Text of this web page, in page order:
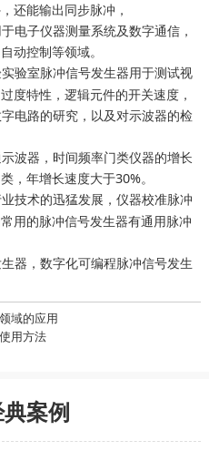
还能输出同步脉冲，
电子仪器测量系统及数字通信，
动控制等领域。
验室脉冲信号发生器用于测试视
度特性，逻辑元件的开关速度，
电路的研究，以及对示波器的检
波器，时间频率门类仪器的增长
，年增长速度大于30%。
技术的迅猛发展， 仪器校准脉冲
用的脉冲信号发生器有通用脉冲
器，数字化可编程脉冲信号发生
域的应用
用方法
案例